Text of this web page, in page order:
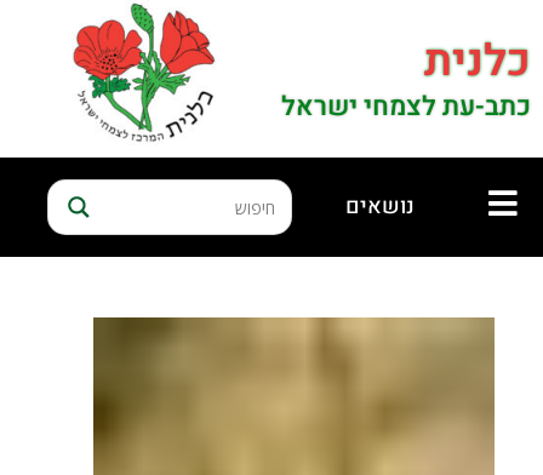
כלנית
כתב-עת לצמחי ישראל
נושאים